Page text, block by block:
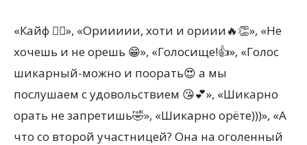
«Кайф ✌🏻», «Ориииии, хоти и ориии🔥👏», «Не
хочешь и не орешь 😁», «Голосище!👍», «Голос
шикарный-можно и поорать😍 а мы
послушаем с удовольствием 😘💕», «Шикарно
орать не запретишь🤣», «Шикарно орёте)))», «А
что со второй участницей? Она на оголенный